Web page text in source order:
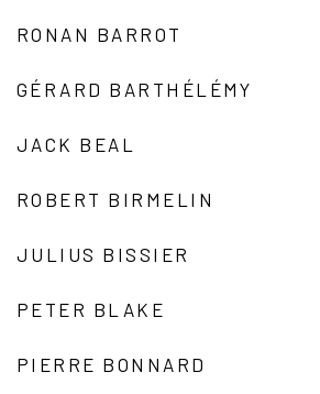
RONAN BARROT
GÉRARD BARTHÉLÉMY
JACK BEAL
ROBERT BIRMELIN
JULIUS BISSIER
PETER BLAKE
PIERRE BONNARD